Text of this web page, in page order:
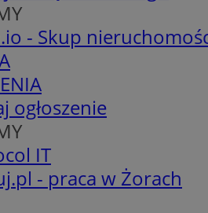
- Skup
ogłoszenie
IT
- praca w Żorach